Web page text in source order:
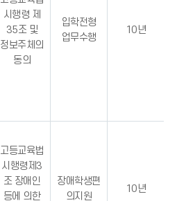
시행령 제
35조 및
정보주체의
동의
입학전형
업무수행
10년
고등교육법
시행령제3
조 장애인
등에 의한
장애학생편
의지원
10년